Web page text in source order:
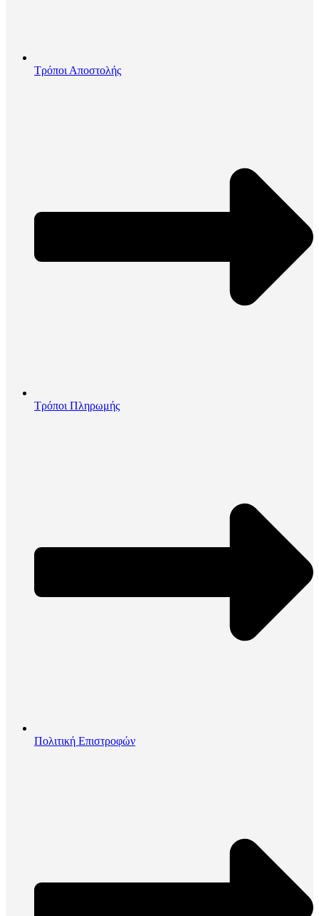
Τρόποι Αποστολής
Τρόποι Πληρωμής
Πολιτική Επιστροφών